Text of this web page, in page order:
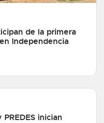
de la primera
Independencia
inician